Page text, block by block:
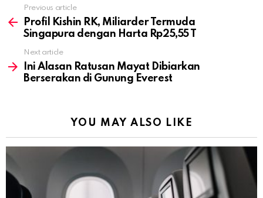
more
Previous article
Profil Kishin RK, Miliarder Termuda
Singapura dengan Harta Rp25,55 T
Next article
Ini Alasan Ratusan Mayat Dibiarkan
Berserakan di Gunung Everest
YOU MAY ALSO LIKE